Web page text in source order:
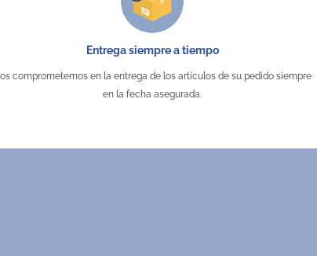
Entrega siempre a tiempo
comprometemos en la entrega de los artículos de su pedido siempre
en la fecha asegurada.